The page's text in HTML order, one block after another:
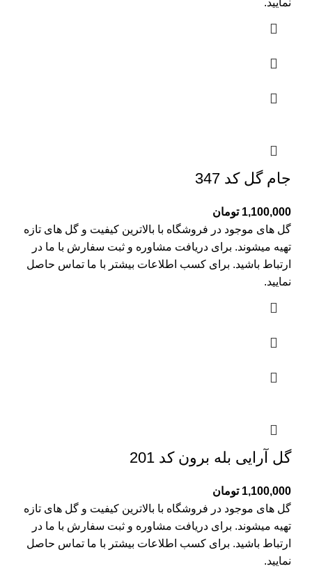
نمایید.
جام گل کد 347
1,100,000 تومان
گل های موجود در فروشگاه با بالاترین کیفیت و گل های تازه
تهیه میشوند. برای دریافت مشاوره و ثبت سفارش با ما در
ارتباط باشید. برای کسب اطلاعات بیشتر با ما تماس حاصل
نمایید.
گل آرایی بله برون کد 201
1,100,000 تومان
گل های موجود در فروشگاه با بالاترین کیفیت و گل های تازه
تهیه میشوند. برای دریافت مشاوره و ثبت سفارش با ما در
ارتباط باشید. برای کسب اطلاعات بیشتر با ما تماس حاصل
نمایید.